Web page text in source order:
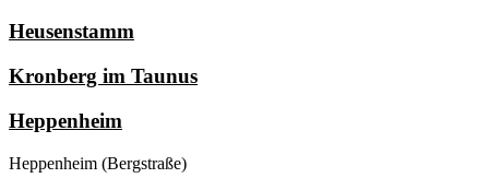
Heusenstamm
Kronberg im Taunus
Heppenheim
Heppenheim (Bergstraße)